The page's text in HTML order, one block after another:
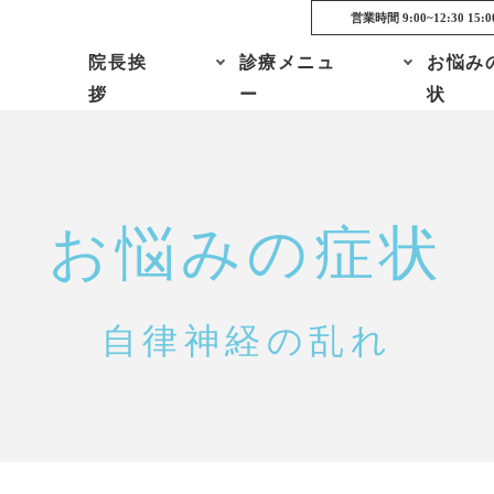
営業時間 9:00~12:30
院長挨
拶
診療メニュ
ー
お悩み
状
お悩みの症状
自律神経の乱れ